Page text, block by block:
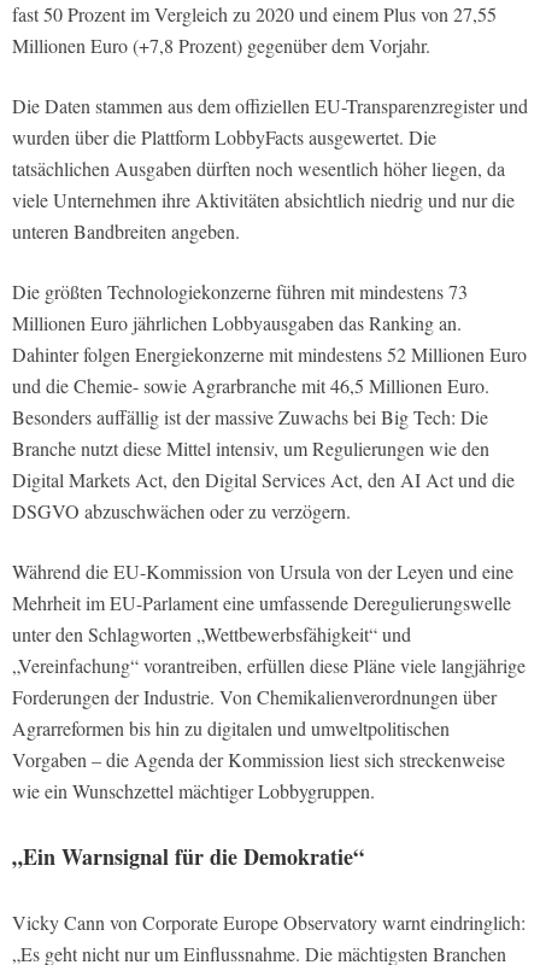
fast 50 Prozent im Vergleich zu 2020 und einem Plus von 27,55
Millionen Euro (+7,8 Prozent) gegenüber dem Vorjahr.
Die Daten stammen aus dem offiziellen EU-Transparenzregister und
wurden über die Plattform LobbyFacts ausgewertet. Die
tatsächlichen Ausgaben dürften noch wesentlich höher liegen, da
viele Unternehmen ihre Aktivitäten absichtlich niedrig und nur die
unteren Bandbreiten angeben.
Die größten Technologiekonzerne führen mit mindestens 73
Millionen Euro jährlichen Lobbyausgaben das Ranking an.
Dahinter folgen Energiekonzerne mit mindestens 52 Millionen Euro
und die Chemie- sowie Agrarbranche mit 46,5 Millionen Euro.
Besonders auffällig ist der massive Zuwachs bei Big Tech: Die
Branche nutzt diese Mittel intensiv, um Regulierungen wie den
Digital Markets Act, den Digital Services Act, den AI Act und die
DSGVO abzuschwächen oder zu verzögern.
Während die EU-Kommission von Ursula von der Leyen und eine
Mehrheit im EU-Parlament eine umfassende Deregulierungswelle
unter den Schlagworten „Wettbewerbsfähigkeit“ und
„Vereinfachung“ vorantreiben, erfüllen diese Pläne viele langjährige
Forderungen der Industrie. Von Chemikalienverordnungen über
Agrarreformen bis hin zu digitalen und umweltpolitischen
Vorgaben – die Agenda der Kommission liest sich streckenweise
wie ein Wunschzettel mächtiger Lobbygruppen.
„Ein Warnsignal für die Demokratie“
Vicky Cann von Corporate Europe Observatory warnt eindringlich:
„Es geht nicht nur um Einflussnahme. Die mächtigsten Branchen